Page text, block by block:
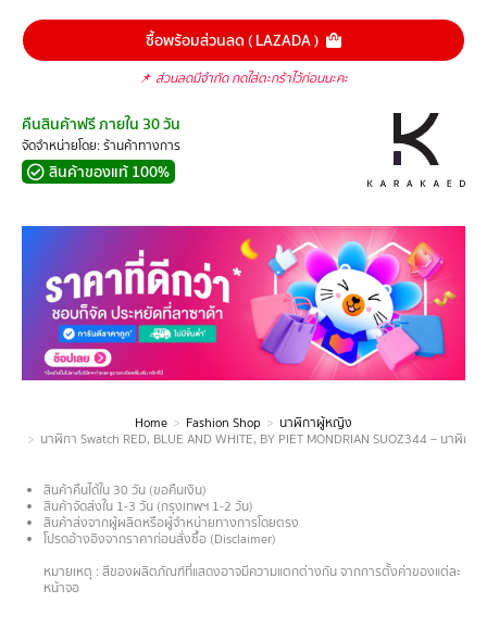
ซื้อพร้อมส่วนลด ( LAZADA )
📌 ส่วนลดมีจำกัด กดใส่ตะกร้าไว้ก่อนนะคะ
คืนสินค้าฟรี ภายใน 30 วัน
จัดจำหน่ายโดย: ร้านค้าทางการ
สินค้าของแท้ 100%
Home Fashion Shop
นาฬิกาผู้หญิง
นาฬิกา Swatch RED, BLUE AND WHITE, BY PIET MONDRIAN SUOZ344 – นาฬิก
สินค้าคืนได้ใน 30 วัน (ขอคืนเงิน)
สินค้าจัดส่งใน 1-3 วัน (กรุงเทพฯ 1-2 วัน)
สินค้าส่งจากผู้ผลิตหรือผู้จำหน่ายทางการโดยตรง
โปรดอ้างอิงจากราคาก่อนสั่งซื้อ (Disclaimer)
หมายเหตุ : สีของผลิตภัณฑ์ที่แสดงอาจมีความแตกต่างกัน จากการตั้งค่าของแต่ละ
หน้าจอ